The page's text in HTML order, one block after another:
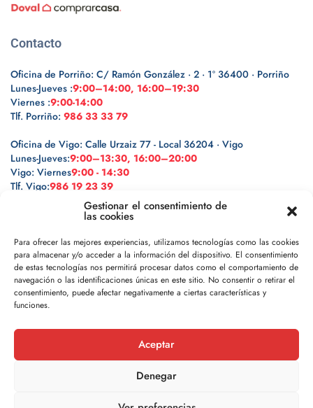
Gestionar el consentimiento de
las cookies
Para ofrecer las mejores experiencias, utilizamos tecnologías como las cookies
para almacenar y/o acceder a la información del dispositivo. El consentimiento
de estas tecnologías nos permitirá procesar datos como el comportamiento de
navegación o las identificaciones únicas en este sitio. No consentir o retirar el
consentimiento, puede afectar negativamente a ciertas características y
funciones.
Aceptar
Denegar
Contacto
Oficina de Porriño: C/ Ramón González · 2 · 1º 36400 · Porriño
Lunes-Jueves :9:00–14:00, 16:00–19:30
Viernes :9:00-14:00
Tlf. Porriño: 986 33 33 79
Oficina de Vigo: Calle Urzaiz 77 - Local 36204 · Vigo
Lunes-Jueves:9:00–13:30, 16:00–20:00
Vigo: Viernes9:00 - 14:30
Tlf. Vigo:986 19 23 39
Legal
Política de privacidad